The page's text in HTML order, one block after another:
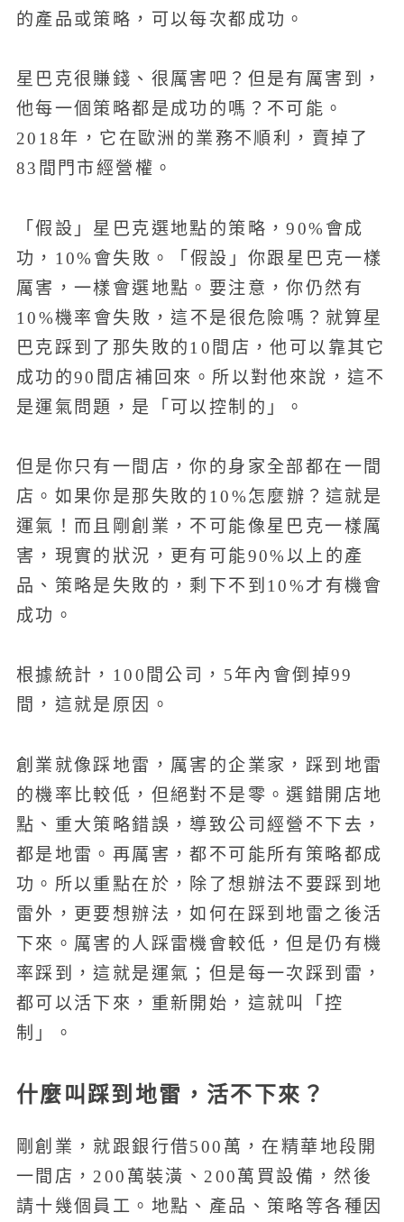
的產品或策略，可以每次都成功。
星巴克很賺錢、很厲害吧？但是有厲害到，
他每一個策略都是成功的嗎？不可能。
2018年，它在歐洲的業務不順利，賣掉了
83間門市經營權。
「假設」星巴克選地點的策略，90%會成
功，10%會失敗。「假設」你跟星巴克一樣
厲害，一樣會選地點。要注意，你仍然有
10%機率會失敗，這不是很危險嗎？就算星
巴克踩到了那失敗的10間店，他可以靠其它
成功的90間店補回來。所以對他來說，這不
是運氣問題，是「可以控制的」。
但是你只有一間店，你的身家全部都在一間
店。如果你是那失敗的10%怎麼辦？這就是
運氣！而且剛創業，不可能像星巴克一樣厲
害，現實的狀況，更有可能90%以上的產
品、策略是失敗的，剩下不到10%才有機會
成功。
根據統計，100間公司，5年內會倒掉99
間，這就是原因。
創業就像踩地雷，厲害的企業家，踩到地雷
的機率比較低，但絕對不是零。選錯開店地
點、重大策略錯誤，導致公司經營不下去，
都是地雷。再厲害，都不可能所有策略都成
功。所以重點在於，除了想辦法不要踩到地
雷外，更要想辦法，如何在踩到地雷之後活
下來。厲害的人踩雷機會較低，但是仍有機
率踩到，這就是運氣；但是每一次踩到雷，
都可以活下來，重新開始，這就叫「控
制」。
什麼叫踩到地雷，活不下來？
剛創業，就跟銀行借500萬，在精華地段開
一間店，200萬裝潢、200萬買設備，然後
請十幾個員工。地點、產品、策略等各種因